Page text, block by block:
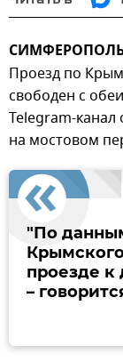
Проезд по
свободен с
Telegram-
на мостовом
"По
проезде к
–